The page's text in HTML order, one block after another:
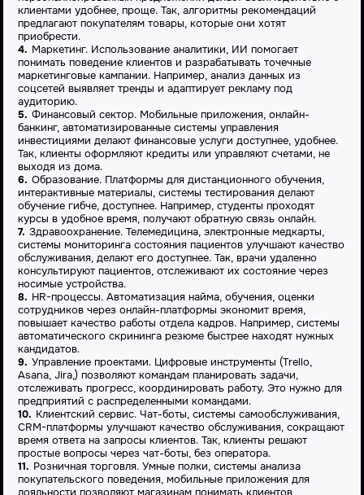
клиентами удобнее, проще. Так, алгоритмы рекомендаций
предлагают покупателям товары, которые они хотят
приобрести.
Маркетинг. Использование аналитики, ИИ помогает
понимать поведение клиентов и разрабатывать точечные
маркетинговые кампании. Например, анализ данных из
соцсетей выявляет тренды и адаптирует рекламу под
аудиторию.
Финансовый сектор. Мобильные приложения, онлайн-
банкинг, автоматизированные системы управления
инвестициями делают финансовые услуги доступнее, удобнее.
Так, клиенты оформляют кредиты или управляют счетами, не
выходя из дома.
Образование. Платформы для дистанционного обучения,
интерактивные материалы, системы тестирования делают
обучение гибче, доступнее. Например, студенты проходят
курсы в удобное время, получают обратную связь онлайн.
Здравоохранение. Телемедицина, электронные медкарты,
системы мониторинга состояния пациентов улучшают качество
обслуживания, делают его доступнее. Так, врачи удаленно
консультируют пациентов, отслеживают их состояние через
носимые устройства.
HR-процессы. Автоматизация найма, обучения, оценки
сотрудников через онлайн-платформы экономит время,
повышает качество работы отдела кадров. Например, системы
автоматического скрининга резюме быстрее находят нужных
кандидатов.
Управление проектами. Цифровые инструменты (Trello,
Asana, Jira,) позволяют командам планировать задачи,
отслеживать прогресс, координировать работу. Это нужно для
предприятий с распределенными командами.
Клиентский сервис. Чат-боты, системы самообслуживания,
CRM-платформы улучшают качество обслуживания, сокращают
время ответа на запросы клиентов. Так, клиенты решают
простые вопросы через чат-боты, без оператора.
Розничная торговля. Умные полки, системы анализа
покупательского поведения, мобильные приложения для